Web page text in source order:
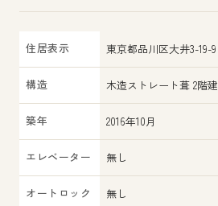
住居表示 東京都品川区大井3-19-9
構造 木造ストレート葺 2階建
築年 2016年10月
エレベーター 無し
オートロック 無し